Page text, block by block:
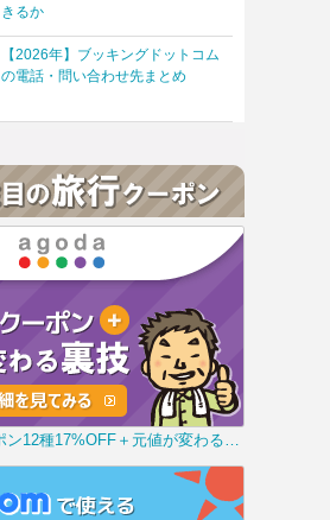
きるか
【2026年】ブッキングドットコム
の電話・問い合わせ先まとめ